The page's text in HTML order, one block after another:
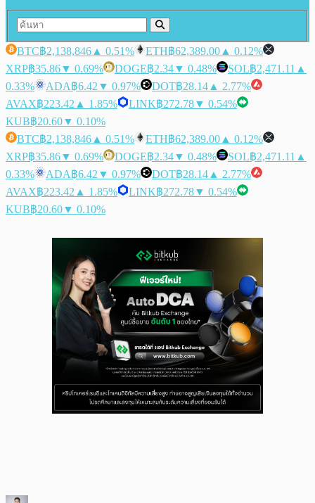
BTC฿2,138,846 ▲ 0.51% ETH฿62,389.00 ▲ 0.12%
XRP฿35.86▼ 0.69% DOGE฿2.34▼ 0.48% SOL฿2,471.11 ▲
0.33%
ADA฿6.42 ▼ 0.97% DOT฿28.14 ▲ 2.77%
AVAX฿223.42 ▲ 1.85% LINK฿272.78▼ 0.54%
KUB฿20.60▼ 0.10%
BTC฿2,138,846 ▲ 0.51% ETH฿62,389.00 ▲ 0.12%
XRP฿35.86▼ 0.69% DOGE฿2.34▼ 0.48% SOL฿2,471.11 ▲
0.33%
ADA฿6.42 ▼ 0.97% DOT฿28.14 ▲ 2.77%
AVAX฿223.42 ▲ 1.85% LINK฿272.78▼ 0.54%
KUB฿20.60▼ 0.10%